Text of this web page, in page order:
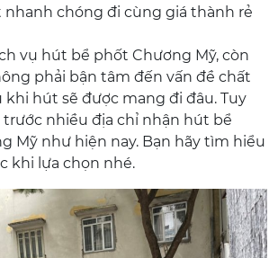
chóng đi cùng giá thành rẻ
vụ hút bể phốt Chương Mỹ, còn
phải bận tâm đến vấn đề chất
khi hút sẽ được mang đi đâu. Tuy
nhiều địa chỉ nhận hút bể
Mỹ như hiện nay. Bạn hãy tìm hiểu
khi lựa chọn nhé.